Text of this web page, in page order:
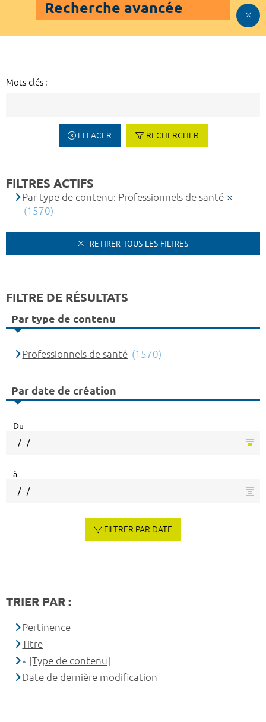
Recherche avancée
Mots-clés :
EFFACER RECHERCHER
FILTRES ACTIFS
Par type de contenu: Professionnels de santé
(1570)
RETIRER TOUS LES FILTRES
FILTRE DE RÉSULTATS
Par type de contenu
Professionnels de santé (1570)
Par date de création
Du
à
FILTRER PAR DATE
TRIER PAR :
Pertinence
Titre
[Type de contenu]
Date de dernière modification